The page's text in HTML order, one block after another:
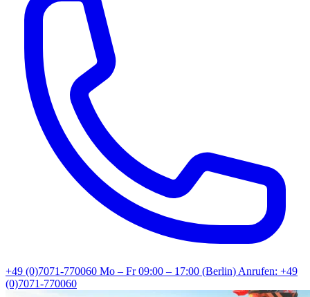
+49 (0)7071-770060 Mo – Fr 09:00 – 17:00 (Berlin)Anrufen: +49
(0)7071-770060